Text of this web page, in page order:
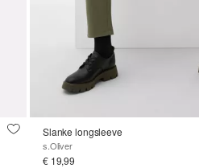
Slanke longsleeve
s.Oliver
€ 19,99